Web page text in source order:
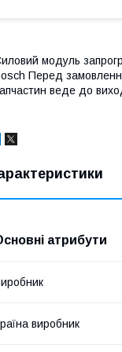
модуль
Перед
веде до
атрибути
виробник